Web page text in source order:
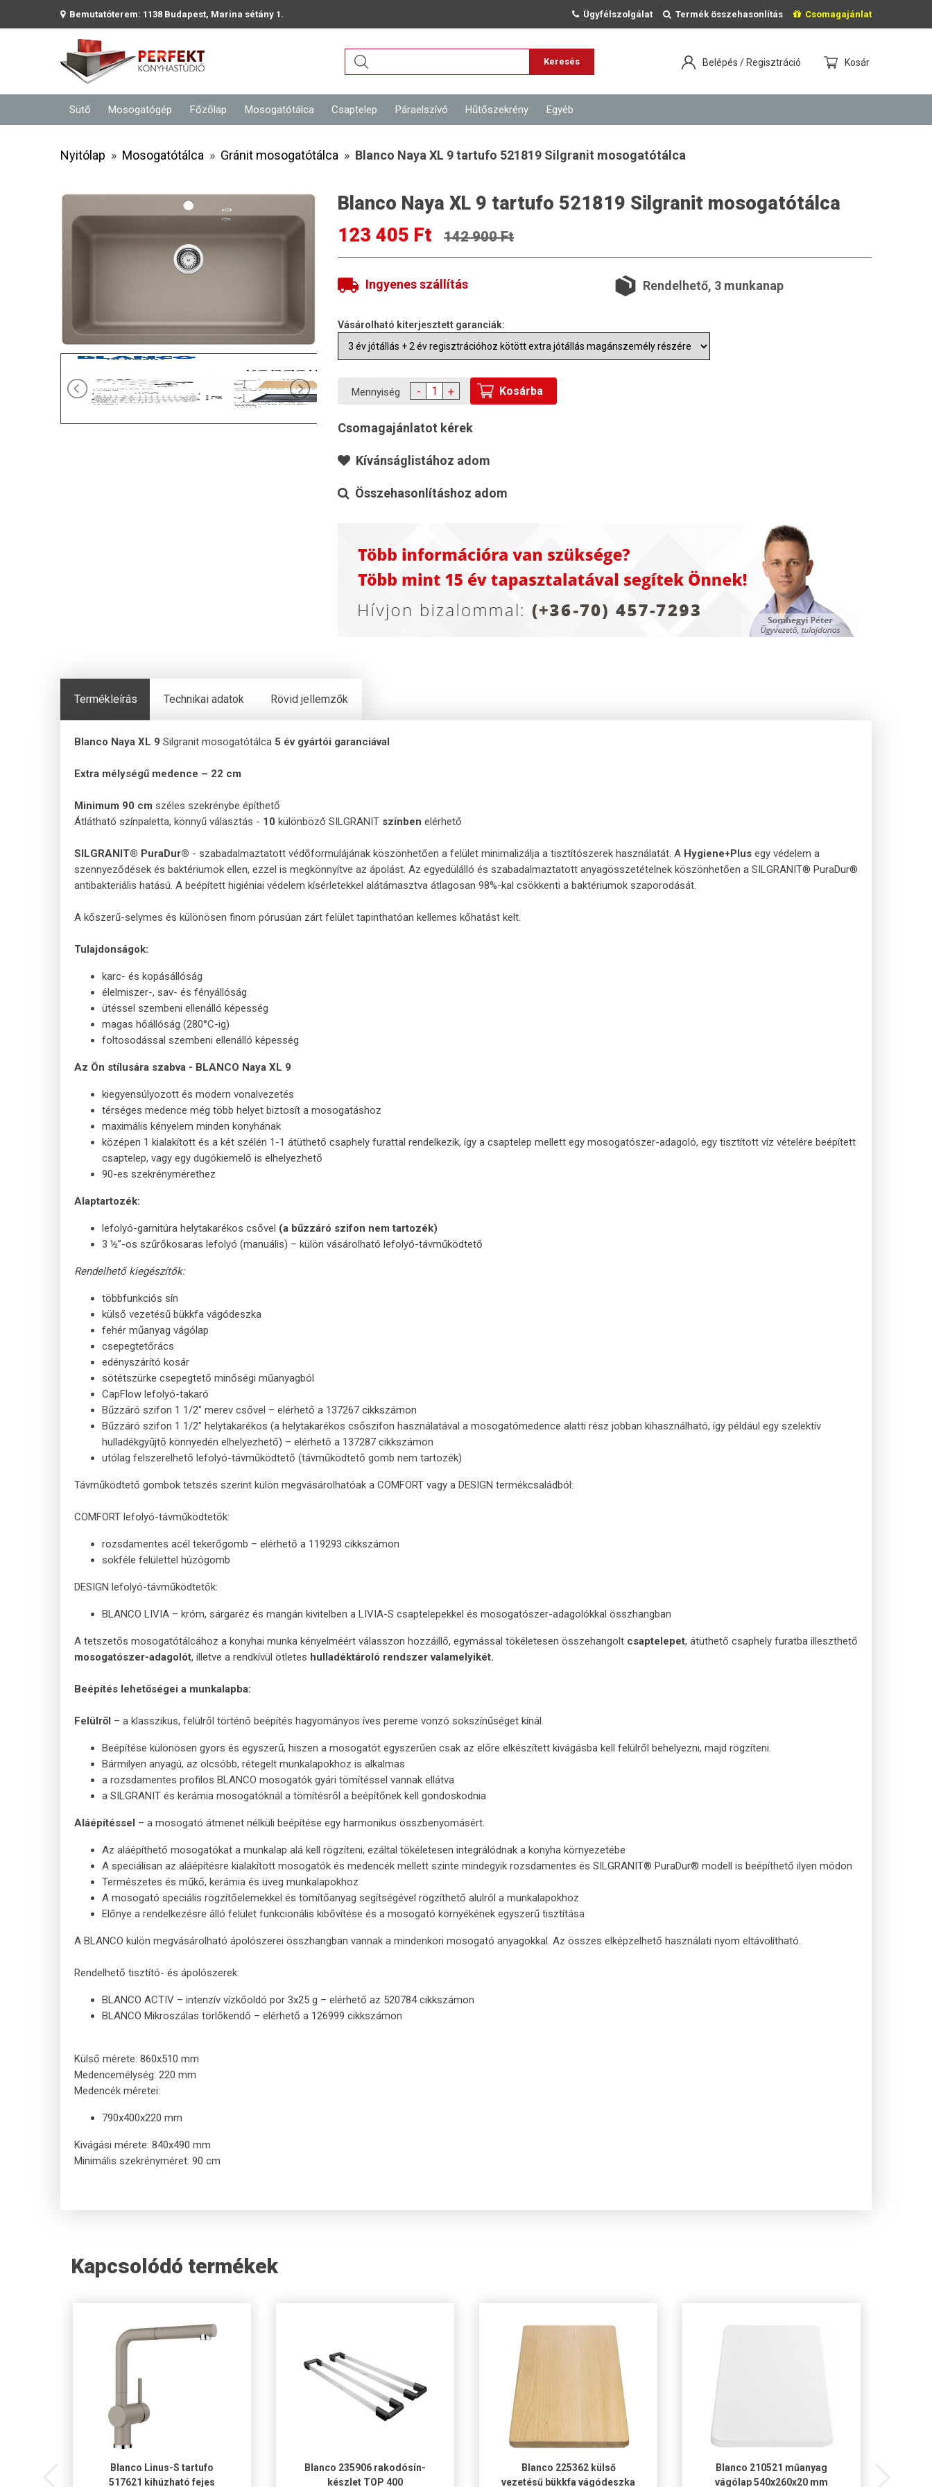
Bemutatóterem: 1138 Budapest, Marina sétány 1. Ügyfélszolgálat Termék összehasonlítás Csomagajánlat
Keresés Belépés / Regisztráció Kosár
Sütő Mosogatógép Főzőlap Mosogatótálca Csaptelep Páraelszívó Hűtőszekrény Egyéb
Nyitólap » Mosogatótálca » Gránit mosogatótálca » Blanco Naya XL 9 tartufo 521819 Silgranit mosogatótálca
Blanco Naya XL 9 tartufo 521819 Silgranit mosogatótálca
123 405 Ft
142 900 Ft
Ingyenes szállítás Rendelhető, 3 munkanap
Vásárolható kiterjesztett garanciák:
Mennyiség - + Kosárba
Csomagajánlatot kérek
Kívánságlistához adom
Összehasonlításhoz adom
Termékleírás Technikai adatok Rövid jellemzők
Blanco Naya XL 9 Silgranit mosogatótálca 5 év gyártói garanciával
Extra mélységű medence – 22 cm
Minimum 90 cm széles szekrénybe építhető
Átlátható színpaletta, könnyű választás - 10 különböző SILGRANIT színben elérhető
SILGRANIT® PuraDur® - szabadalmaztatott védőformulájának köszönhetően a felület minimalizálja a tisztítószerek használatát. A Hygiene+Plus egy védelem a
szennyeződések és baktériumok ellen, ezzel is megkönnyítve az ápolást. Az egyedülálló és szabadalmaztatott anyagösszetételnek köszönhetően a SILGRANIT® PuraDur®
antibakteriális hatású. A beépített higiéniai védelem kísérletekkel alátámasztva átlagosan 98%-kal csökkenti a baktériumok szaporodását.
A kőszerű-selymes és különösen finom pórusúan zárt felület tapinthatóan kellemes kőhatást kelt.
Tulajdonságok:
karc- és kopásállóság
élelmiszer-, sav- és fényállóság
ütéssel szembeni ellenálló képesség
magas hőállóság (280°C-ig)
foltosodással szembeni ellenálló képesség
Az Ön stílusára szabva - BLANCO Naya XL 9
kiegyensúlyozott és modern vonalvezetés
térséges medence még több helyet biztosít a mosogatáshoz
maximális kényelem minden konyhának
középen 1 kialakított és a két szélén 1-1 átüthető csaphely furattal rendelkezik, így a csaptelep mellett egy mosogatószer-adagoló, egy tisztított víz vételére beépített
csaptelep, vagy egy dugókiemelő is elhelyezhető
90-es szekrénymérethez
Alaptartozék:
lefolyó-garnitúra helytakarékos csővel (a bűzzáró szifon nem tartozék)
3 ½”-os szűrőkosaras lefolyó (manuális) – külön vásárolható lefolyó-távműködtető
Rendelhető kiegészítők:
többfunkciós sín
külső vezetésű bükkfa vágódeszka
fehér műanyag vágólap
csepegtetőrács
edényszárító kosár
sötétszürke csepegtető minőségi műanyagból
CapFlow lefolyó-takaró
Bűzzáró szifon 1 1/2" merev csővel – elérhető a 137267 cikkszámon
Bűzzáró szifon 1 1/2" helytakarékos (a helytakarékos csőszifon használatával a mosogatómedence alatti rész jobban kihasználható, így például egy szelektív
hulladékgyűjtő könnyedén elhelyezhető) – elérhető a 137287 cikkszámon
utólag felszerelhető lefolyó-távműködtető (távműködtető gomb nem tartozék)
Távműködtető gombok tetszés szerint külön megvásárolhatóak a COMFORT vagy a DESIGN termékcsaládból:
COMFORT lefolyó-távműködtetők:
rozsdamentes acél tekerőgomb – elérhető a 119293 cikkszámon
sokféle felülettel húzógomb
DESIGN lefolyó-távműködtetők:
BLANCO LIVIA – króm, sárgaréz és mangán kivitelben a LIVIA-S csaptelepekkel és mosogatószer-adagolókkal összhangban
A tetszetős mosogatótálcához a konyhai munka kényelméért válasszon hozzáillő, egymással tökéletesen összehangolt csaptelepet, átüthető csaphely furatba illeszthető
mosogatószer-adagolót, illetve a rendkívül ötletes hulladéktároló rendszer valamelyikét.
Beépítés lehetőségei a munkalapba:
Felülről – a klasszikus, felülről történő beépítés hagyományos íves pereme vonzó sokszínűséget kínál.
Beépítése különösen gyors és egyszerű, hiszen a mosogatót egyszerűen csak az előre elkészített kivágásba kell felülről behelyezni, majd rögzíteni.
Bármilyen anyagú, az olcsóbb, rétegelt munkalapokhoz is alkalmas
a rozsdamentes profilos BLANCO mosogatók gyári tömítéssel vannak ellátva
a SILGRANIT és kerámia mosogatóknál a tömítésről a beépítőnek kell gondoskodnia
Aláépítéssel – a mosogató átmenet nélküli beépítése egy harmonikus összbenyomásért.
Az aláépíthető mosogatókat a munkalap alá kell rögzíteni, ezáltal tökéletesen integrálódnak a konyha környezetébe
A speciálisan az aláépítésre kialakított mosogatók és medencék mellett szinte mindegyik rozsdamentes és SILGRANIT® PuraDur® modell is beépíthető ilyen módon
Természetes és műkő, kerámia és üveg munkalapokhoz
A mosogató speciális rögzítőelemekkel és tömítőanyag segítségével rögzíthető alulról a munkalapokhoz
Előnye a rendelkezésre álló felület funkcionális kibővítése és a mosogató környékének egyszerű tisztítása
A BLANCO külön megvásárolható ápolószerei összhangban vannak a mindenkori mosogató anyagokkal. Az összes elképzelhető használati nyom eltávolítható.
Rendelhető tisztító- és ápolószerek:
BLANCO ACTIV – intenzív vízkőoldó por 3x25 g – elérhető az 520784 cikkszámon
BLANCO Mikroszálas törlőkendő – elérhető a 126999 cikkszámon
Külső mérete: 860x510 mm
Medencemélység: 220 mm
Medencék méretei:
790x400x220 mm
Kivágási mérete: 840x490 mm
Minimális szekrényméret: 90 cm
Kapcsolódó termékek
Blanco Linus-S tartufo
517621 kihúzható fejes
Blanco 235906 rakodósín-
készlet TOP 400
Blanco 225362 külső
vezetésű bükkfa vágódeszka
Blanco 210521 műanyag
vágólap 540x260x20 mm